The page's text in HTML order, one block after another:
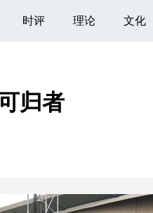
时评 理论 文化
归者